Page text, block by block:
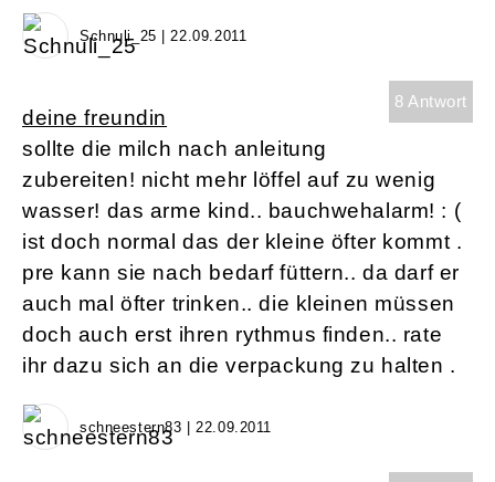
Schnuli_25 | 22.09.2011
8 Antwort
deine freundin
sollte die milch nach anleitung
zubereiten! nicht mehr löffel auf zu wenig
wasser! das arme kind.. bauchwehalarm! : (
ist doch normal das der kleine öfter kommt .
pre kann sie nach bedarf füttern.. da darf er
auch mal öfter trinken.. die kleinen müssen
doch auch erst ihren rythmus finden.. rate
ihr dazu sich an die verpackung zu halten .
schneestern83 | 22.09.2011